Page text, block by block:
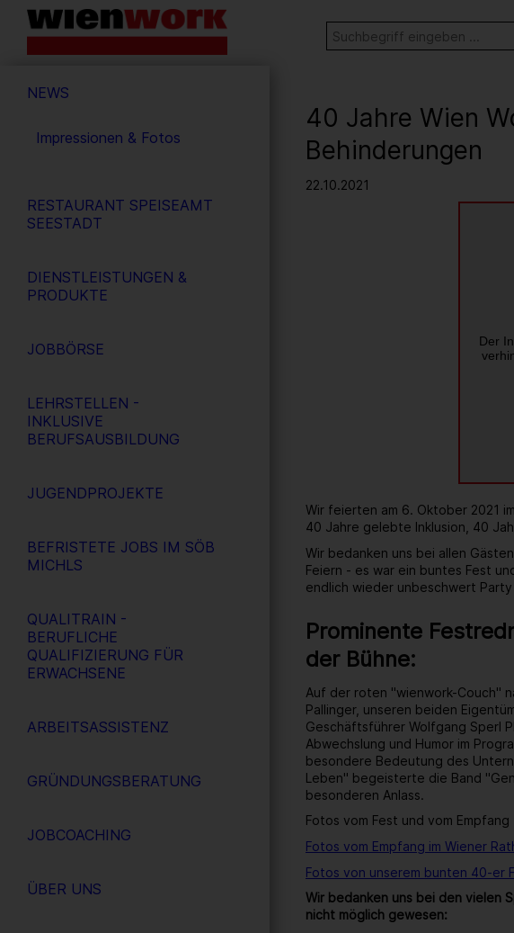
Barrierefreie
Bedienung
Webseite
Stichwortsuche
SUCHE
NEWS
Impressionen & Fotos
RESTAURANT SPEISEAMT
SEESTADT
DIENSTLEISTUNGEN &
PRODUKTE
JOBBÖRSE
LEHRSTELLEN -
INKLUSIVE
BERUFSAUSBILDUNG
JUGENDPROJEKTE
BEFRISTETE JOBS IM SÖB
MICHLS
QUALITRAIN -
BERUFLICHE
QUALIFIZIERUNG FÜR
ERWACHSENE
ARBEITSASSISTENZ
GRÜNDUNGSBERATUNG
JOBCOACHING
ÜBER UNS
40 Jahre Wien
Behinderungen
22.10.2021
Wir feierten am 6. Oktober 2021
40 Jahre gelebte Inklusion, 40
Wir bedanken uns bei allen
Feiern - es war ein buntes Fest
endlich wieder unbeschwert Party
Prominente
der Bühne:
Auf der roten "wienwork-Couch"
Pallinger, unseren beiden
Geschäftsführer Wolfgang Sperl
Abwechslung und Humor im
besondere Bedeutung des
Leben" begeisterte die Band
besonderen Anlass.
Fotos vom Fest und vom
Fotos vom Empfang im Wiener
Fotos von unserem bunten 40-er
Wir bedanken uns bei den vielen
nicht möglich gewesen: